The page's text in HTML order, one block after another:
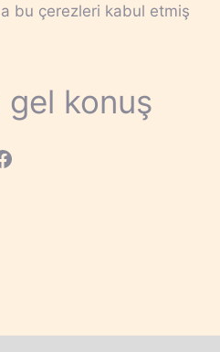
bu çerezleri kabul etmiş
gel konuş